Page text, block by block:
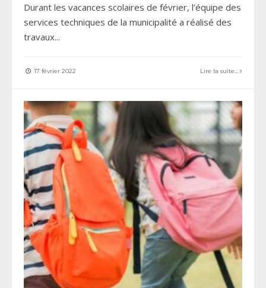
Durant les vacances scolaires de février, l’équipe des
services techniques de la municipalité a réalisé des
travaux...
17 février 2022 Lire la suite...